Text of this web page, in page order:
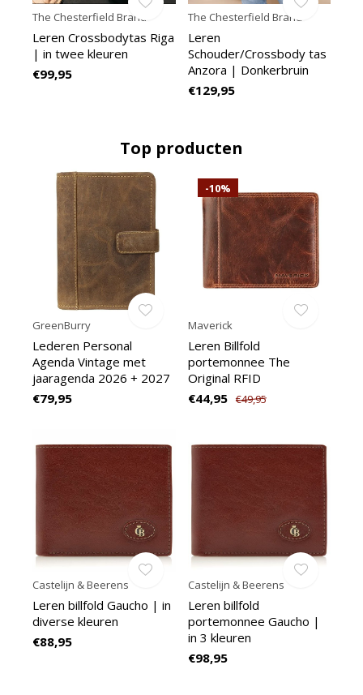
The Chesterfield Brand
Leren Crossbodytas Riga
| in twee kleuren
€99,95
The Chesterfield Brand
Leren
Schouder/Crossbody tas
Anzora | Donkerbruin
€129,95
Top producten
GreenBurry
Lederen Personal
Agenda Vintage met
jaaragenda 2026 + 2027
€79,95
-10%
Maverick
Leren Billfold
portemonnee The
Original RFID
€44,95 €49,95
Castelijn & Beerens
Leren billfold Gaucho | in
diverse kleuren
€88,95
Castelijn & Beerens
Leren billfold
portemonnee Gaucho |
in 3 kleuren
€98,95